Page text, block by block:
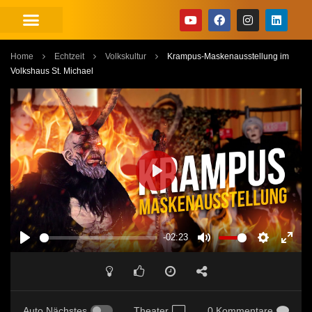
Home Echtzeit Volkskultur
Krampus-Maskenausstellung im
Volkshaus St. Michael
PLAY
-02:23
MUTE SETTINGS
PLAY